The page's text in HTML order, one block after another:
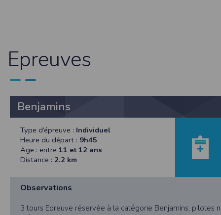
Epreuves
Benjamins
Type d’épreuve : Individuel
Heure du départ : 9h45
Age : entre 11 et 12 ans
Distance : 2.2 km
Observations
3 tours Epreuve réservée à la catégorie Benjamins, pilotes
Par ailleurs, les mots de passe ne
sécurisation des mots de passe. Enfin,
encore la perte de vos préférences sur
Afin de gérer les cookies au plus près de
Internet Explorer
Dans Internet Explorer, cliquez sur le
Historique de
Cliquez sur le bouton
Afficher les fichiers
Safari